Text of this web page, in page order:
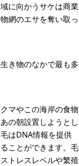
に向かうサケは商業
網のエサを奪い取っ
き物のなかで最も多
マやこの海岸の食物
の朝設置しようとし
はDNA情報を提供
ことができます。毛
トレスレベルや繁殖